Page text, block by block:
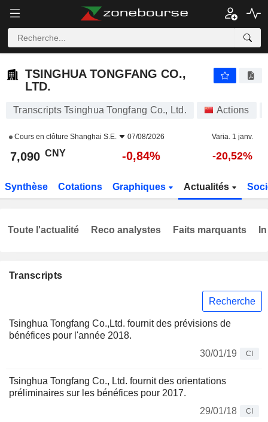
TSINGHUA TONGFANG CO.,
LTD.
Transcripts Tsinghua Tongfang Co., Ltd. Actions
Cours en clôture Shanghai S.E. 07/08/2026 Varia. 1 janv.
7,090 CNY -0,84% -20,52%
Synthèse Cotations Graphiques Actualités
Transcripts
Recherche
Tsinghua Tongfang Co.,Ltd. fournit des prévisions de
bénéfices pour l'année 2018.
30/01/19
CI
Tsinghua Tongfang Co., Ltd. fournit des orientations
préliminaires sur les bénéfices pour 2017.
29/01/18
CI
Toute l'actualité Reco analystes Faits marquants